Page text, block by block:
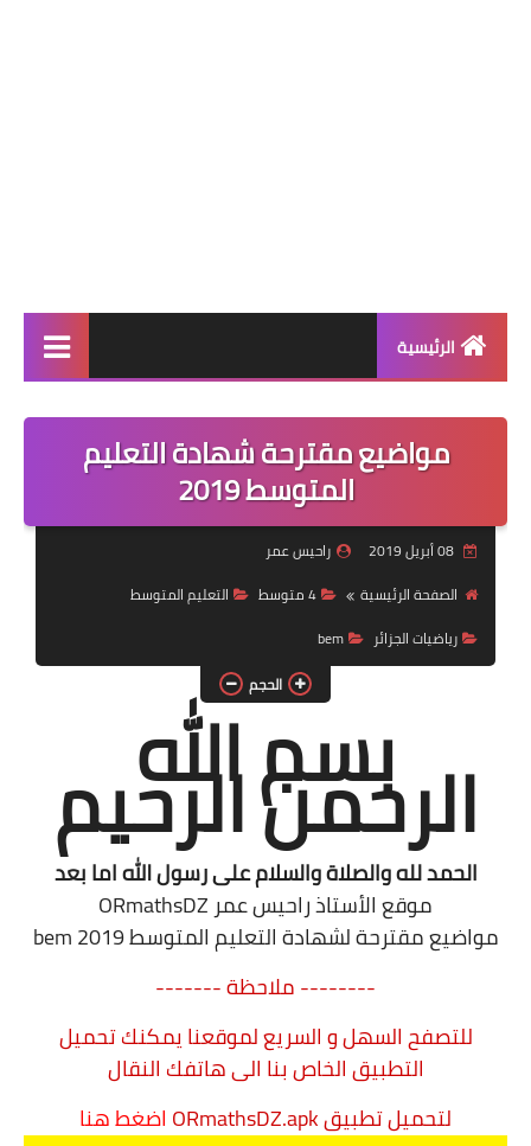
الرئيسية
قسم التحضيري
السنة 4 إبتدائي
السنة 5 إبتدائي
التعليم المتوسط
السنة 1 متوسط
السنة 2 متوسط
السنة 3 متوسط
شهادة التعليم المتوسط BEM
التعليم الثانوي
مواضيع مقترحة شهادة التعليم
المتوسط 2019
08 أبريل 2019
راحيس عمر
الصفحة الرئيسية
4 متوسط
التعليم المتوسط
رياضيات الجزائر
bem
الحجم
بسم الله
الرحمن الرحيم
الحمد لله والصلاة والسلام على رسول الله اما بعد
موقع الأستاذ راحيس عمر ORmathsDZ
مواضيع مقترحة لشهادة التعليم المتوسط bem 2019
-------- ملاحظة -------
للتصفح السهل و السريع لموقعنا يمكنك تحميل
التطبيق الخاص بنا الى هاتفك النقال
لتحميل تطبيق ORmathsDZ.apk
اضغط هنا